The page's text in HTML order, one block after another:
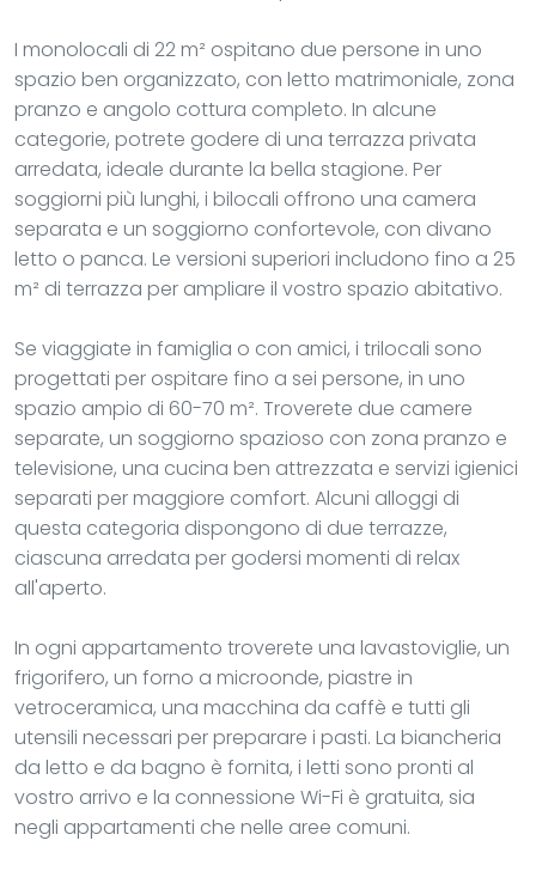
I monolocali di 22 m² ospitano due persone in uno
spazio ben organizzato, con letto matrimoniale, zona
pranzo e angolo cottura completo. In alcune
categorie, potrete godere di una terrazza privata
arredata, ideale durante la bella stagione. Per
soggiorni più lunghi, i bilocali offrono una camera
separata e un soggiorno confortevole, con divano
letto o panca. Le versioni superiori includono fino a 25
m² di terrazza per ampliare il vostro spazio abitativo.
Se viaggiate in famiglia o con amici, i trilocali sono
progettati per ospitare fino a sei persone, in uno
spazio ampio di 60-70 m². Troverete due camere
separate, un soggiorno spazioso con zona pranzo e
televisione, una cucina ben attrezzata e servizi igienici
separati per maggiore comfort. Alcuni alloggi di
questa categoria dispongono di due terrazze,
ciascuna arredata per godersi momenti di relax
all'aperto.
In ogni appartamento troverete una lavastoviglie, un
frigorifero, un forno a microonde, piastre in
vetroceramica, una macchina da caffè e tutti gli
utensili necessari per preparare i pasti. La biancheria
da letto e da bagno è fornita, i letti sono pronti al
vostro arrivo e la connessione Wi-Fi è gratuita, sia
negli appartamenti che nelle aree comuni.